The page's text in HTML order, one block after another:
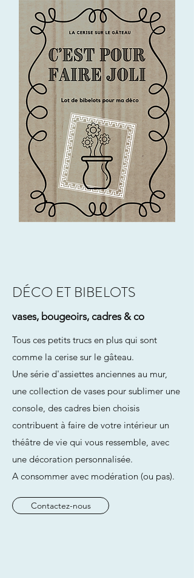
DÉCO ET BIBELOTS
vases, bougeoirs, cadres & co
Tous ces petits trucs en plus qui sont
comme la cerise sur le gâteau.
Une série d'assiettes anciennes au mur,
une collection de vases pour sublimer une
console, des cadres bien choisis
contribuent à faire de votre intérieur un
théâtre de vie qui vous ressemble, avec
une décoration personnalisée.
A consommer avec modération (ou pas).
Contactez-nous